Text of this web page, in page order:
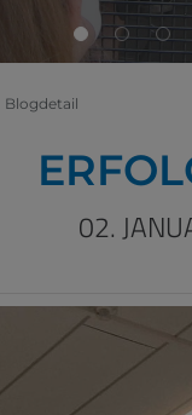
Blogdetail
02.